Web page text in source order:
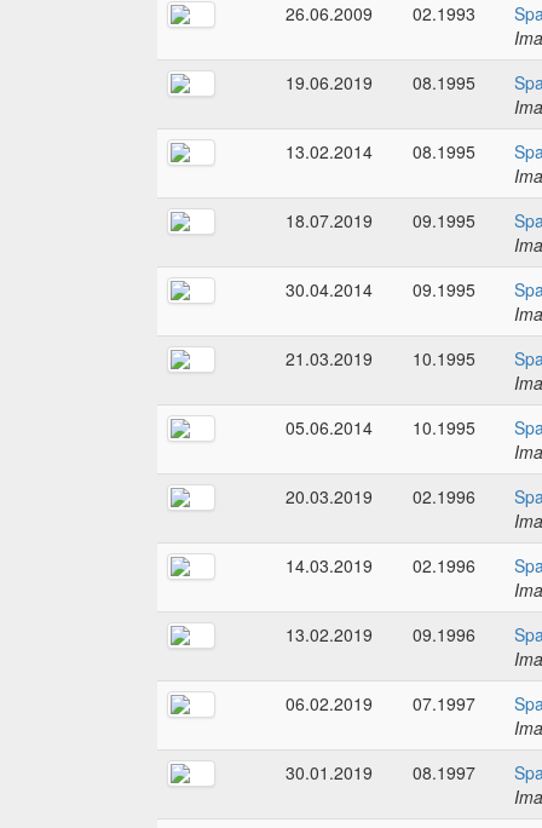
26.06.2009
02.1993
19.06.2019
08.1995
13.02.2014
08.1995
18.07.2019
09.1995
30.04.2014
09.1995
21.03.2019
10.1995
05.06.2014
10.1995
20.03.2019
02.1996
14.03.2019
02.1996
13.02.2019
09.1996
06.02.2019
07.1997
30.01.2019
08.1997